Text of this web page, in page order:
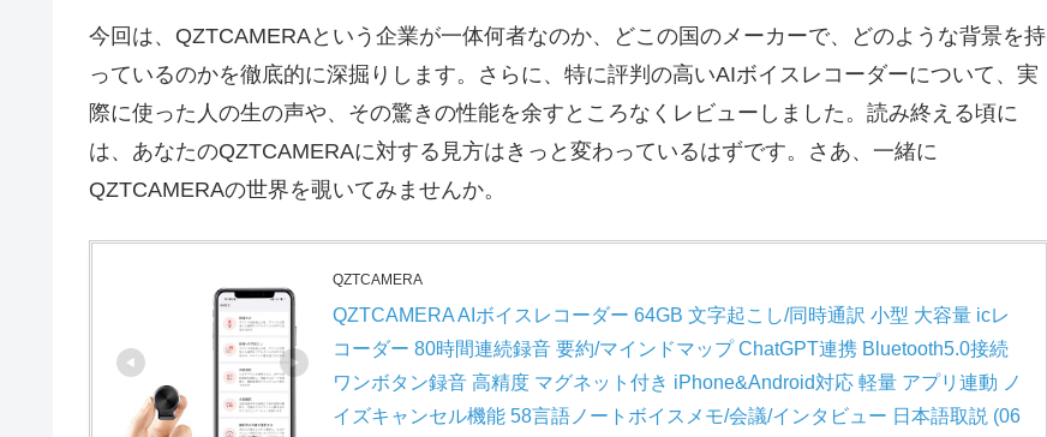
今回は、QZTCAMERAという企業が一体何者なのか、どこの国のメーカーで、どのような背景を持
っているのかを徹底的に深掘りします。さらに、特に評判の高いAIボイスレコーダーについて、実
際に使った人の生の声や、その驚きの性能を余すところなくレビューしました。読み終える頃に
は、あなたのQZTCAMERAに対する見方はきっと変わっているはずです。さあ、一緒に
QZTCAMERAの世界を覗いてみませんか。
QZTCAMERA
QZTCAMERA AIボイスレコーダー 64GB 文字起こし/同時通訳 小型 大容量 icレ
コーダー 80時間連続録音 要約/マインドマップ ChatGPT連携 Bluetooth5.0接続
ワンボタン録音 高精度 マグネット付き iPhone&Android対応 軽量 アプリ連動 ノ
イズキャンセル機能 58言語ノートボイスメモ/会議/インタビュー 日本語取説 (06